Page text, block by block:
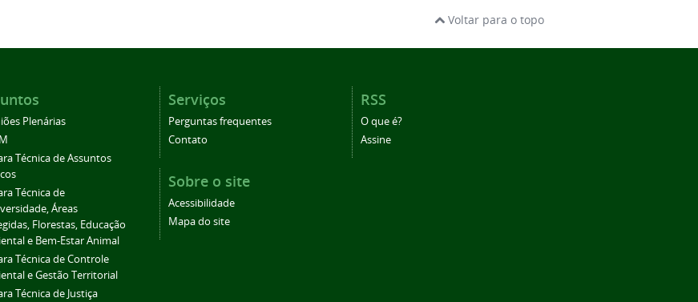
Voltar para o topo
Plenárias
Técnica de Assuntos
Técnica de
Áreas
Florestas, Educação
e Bem-Estar Animal
Técnica de Controle
e Gestão Territorial
Técnica de Justiça
Serviços
Perguntas frequentes
Contato
RSS
O que é?
Assine
Sobre o site
Acessibilidade
Mapa do site